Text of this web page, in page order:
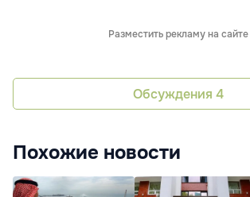
Разместить рекламу на сайте
Обсуждения 4
Похожие новости